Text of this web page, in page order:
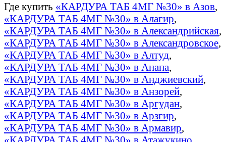
Где купить «КАРДУРА ТАБ 4МГ №30» в Азов,
«КАРДУРА ТАБ 4МГ №30» в Алагир,
«КАРДУРА ТАБ 4МГ №30» в Александрийская,
«КАРДУРА ТАБ 4МГ №30» в Александровское,
«КАРДУРА ТАБ 4МГ №30» в Алтуд,
«КАРДУРА ТАБ 4МГ №30» в Анапа,
«КАРДУРА ТАБ 4МГ №30» в Анджиевский,
«КАРДУРА ТАБ 4МГ №30» в Анзорей,
«КАРДУРА ТАБ 4МГ №30» в Аргудан,
«КАРДУРА ТАБ 4МГ №30» в Арзгир,
«КАРДУРА ТАБ 4МГ №30» в Армавир,